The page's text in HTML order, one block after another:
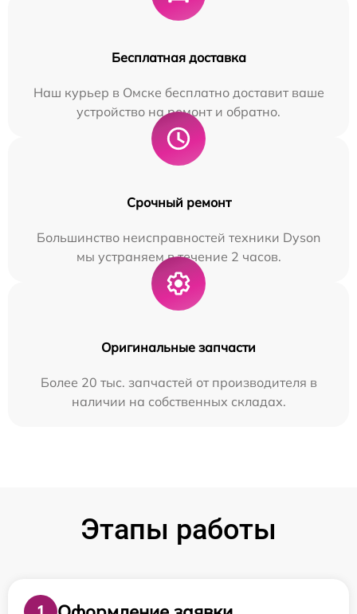
Бесплатная доставка
Наш курьер в Омске бесплатно доставит ваше
устройство на ремонт и обратно.
Срочный ремонт
Большинство неисправностей техники Dyson
мы устраняем в течение 2 часов.
Оригинальные запчасти
Более 20 тыс. запчастей от производителя в
наличии на собственных складах.
Этапы работы